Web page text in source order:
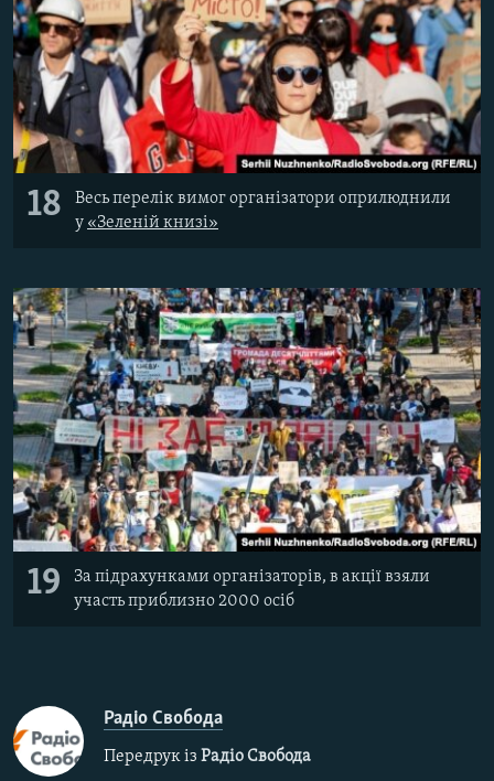
18
Весь перелік вимог організатори оприлюднили
у «Зеленій книзі»
19
За підрахунками організаторів, в акції взяли
участь приблизно 2000 осіб
Радіо Свобода
Передрук із Радіо Свобода